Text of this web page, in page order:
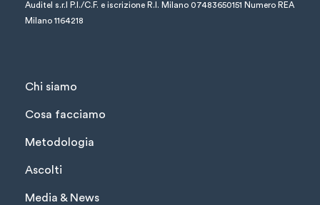
Auditel s.r.l P.I./C.F. e iscrizione R.I. Milano 07483650151 Numero REA
Milano 1164218
Chi siamo
Cosa facciamo
Metodologia
Ascolti
Media & News